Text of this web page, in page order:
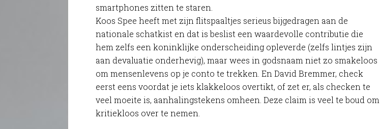
smartphones zitten te staren.
Koos Spee heeft met zijn flitspaaltjes serieus bijgedragen aan de
nationale schatkist en dat is beslist een waardevolle contributie die
hem zelfs een koninklijke onderscheiding opleverde (zelfs lintjes zijn
aan devaluatie onderhevig), maar wees in godsnaam niet zo smakeloos
om mensenlevens op je conto te trekken. En David Bremmer, check
eerst eens voordat je iets klakkeloos overtikt, of zet er, als checken te
veel moeite is, aanhalingstekens omheen. Deze claim is veel te boud om
kritiekloos over te nemen.